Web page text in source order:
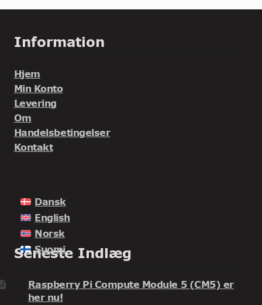
Information
Hjem
Min Konto
Levering
Om
Handelsbetingelser
Kontakt
Dansk
English
Norsk
Suomi
Seneste Indlæg
Raspberry Pi Compute Module 5 (CM5) er
her nu!